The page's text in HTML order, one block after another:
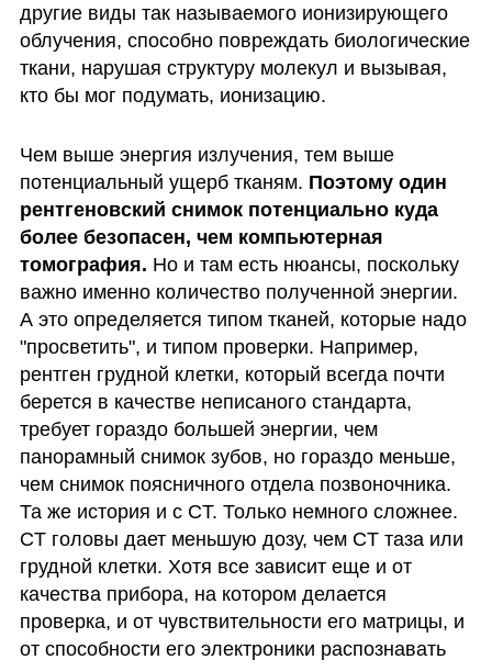
другие виды так называемого ионизирующего
облучения, способно повреждать биологические
ткани, нарушая структуру молекул и вызывая,
кто бы мог подумать, ионизацию.
Чем выше энергия излучения, тем выше
потенциальный ущерб тканям. Поэтому один
рентгеновский снимок потенциально куда
более безопасен, чем компьютерная
томография. Но и там есть нюансы, поскольку
важно именно количество полученной энергии.
А это определяется типом тканей, которые надо
"просветить", и типом проверки. Например,
рентген грудной клетки, который всегда почти
берется в качестве неписаного стандарта,
требует гораздо большей энергии, чем
панорамный снимок зубов, но гораздо меньше,
чем снимок поясничного отдела позвоночника.
Та же история и с CT. Только немного сложнее.
CT головы дает меньшую дозу, чем CT таза или
грудной клетки. Хотя все зависит еще и от
качества прибора, на котором делается
проверка, и от чувствительности его матрицы, и
от способности его электроники распознавать